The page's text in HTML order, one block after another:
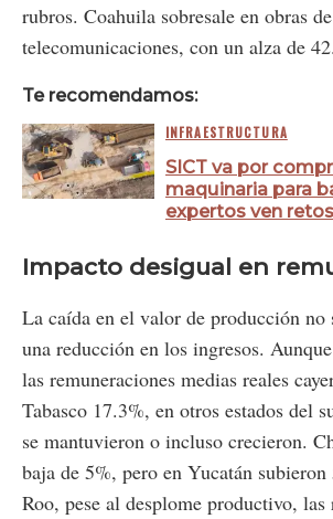
rubros. Coahuila sobresale en obras
telecomunicaciones, con un alza de
Te recomendamos:
INFRAESTRUCTURA
SICT va por
maquinaria para
expertos ven
Impacto desigual en
La caída en el valor de producción
una reducción en los ingresos.
las remuneraciones medias reales
Tabasco 17.3%, en otros estados del
se mantuvieron o incluso crecieron.
baja de 5%, pero en Yucatán
Roo, pese al desplome productivo, las